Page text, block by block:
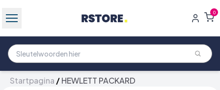
0
Startpagina /HEWLETT PACKARD